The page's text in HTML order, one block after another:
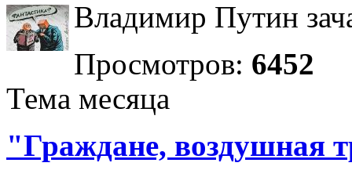
Владимир Путин
Просмотров: 6452
Тема месяца
"Граждане, воздушная